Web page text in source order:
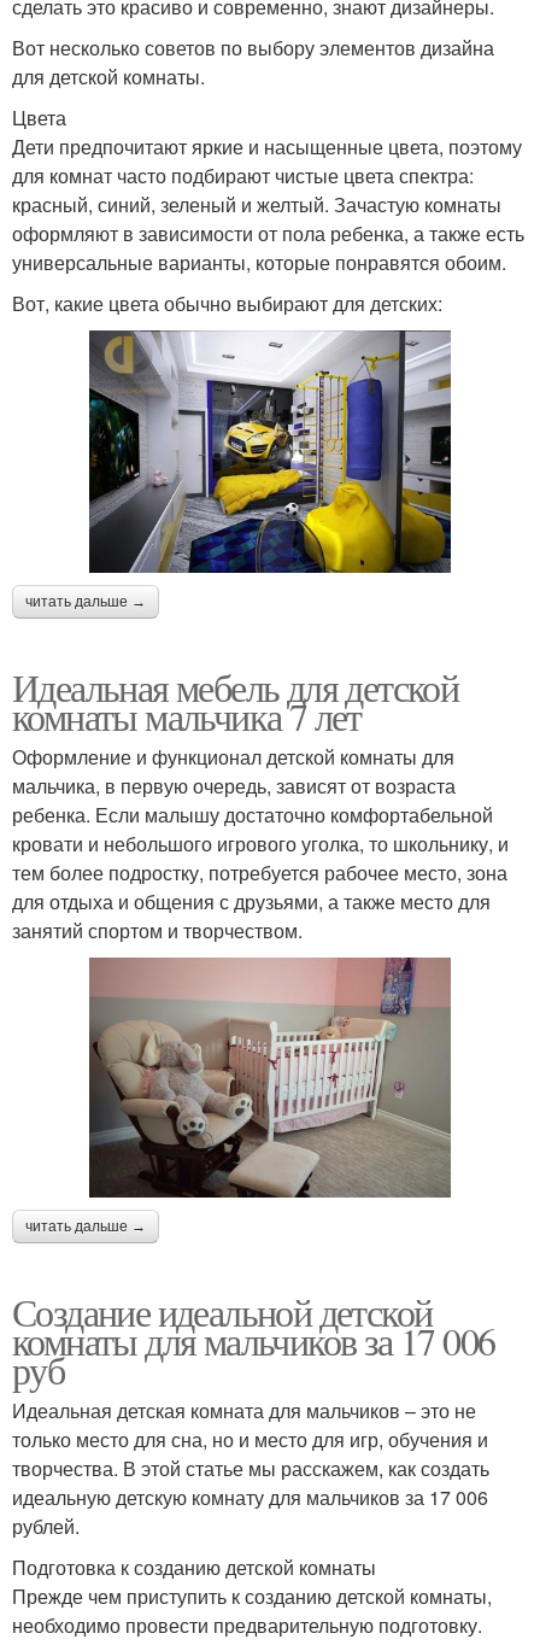
сделать это красиво и современно, знают дизайнеры.
Вот несколько советов по выбору элементов дизайна
для детской комнаты.
Цвета
Дети предпочитают яркие и насыщенные цвета, поэтому
для комнат часто подбирают чистые цвета спектра:
красный, синий, зеленый и желтый. Зачастую комнаты
оформляют в зависимости от пола ребенка, а также есть
универсальные варианты, которые понравятся обоим.
Вот, какие цвета обычно выбирают для детских:
читать дальше →
Идеальная мебель для детской
комнаты мальчика 7 лет
Оформление и функционал детской комнаты для
мальчика, в первую очередь, зависят от возраста
ребенка. Если малышу достаточно комфортабельной
кровати и небольшого игрового уголка, то школьнику, и
тем более подростку, потребуется рабочее место, зона
для отдыха и общения с друзьями, а также место для
занятий спортом и творчеством.
читать дальше →
Создание идеальной детской
комнаты для мальчиков за 17 006
руб
Идеальная детская комната для мальчиков – это не
только место для сна, но и место для игр, обучения и
творчества. В этой статье мы расскажем, как создать
идеальную детскую комнату для мальчиков за 17 006
рублей.
Подготовка к созданию детской комнаты
Прежде чем приступить к созданию детской комнаты,
необходимо провести предварительную подготовку.